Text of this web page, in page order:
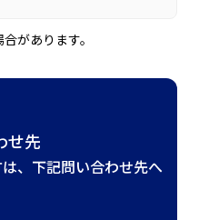
があります。
せ先
、下記問い合わせ先へ